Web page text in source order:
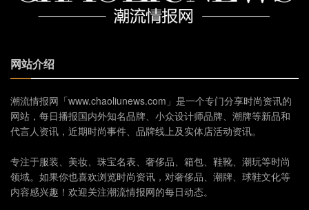
网站介绍
潮流情报网「www.chaoliunews.com」是一个专门分享时尚资讯的
网站，每日播报国内外知名品牌、小众设计师品牌、潮牌等新品和
代言人资讯，近期时尚事件、品牌线上及实体店活动资讯。
专注于服装、美妆、珠宝名表、奢侈品、箱包、鞋靴、潮玩等时尚
领域。如果你也喜欢浏览时尚资讯，对奢侈品、潮牌、球鞋文化等
内容感兴趣！欢迎关注潮流情报网的每日动态。